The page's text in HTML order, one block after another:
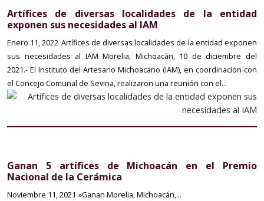
Artífices de diversas localidades de la entidad
exponen sus necesidades al IAM
Enero 11, 2022 Artífices de diversas localidades de la entidad exponen
sus necesidades al IAM Morelia, Michoacán, 10 de diciembre del
2021.- El Instituto del Artesano Michoacano (IAM), en coordinación con
el Concejo Comunal de Sevina, realizaron una reunión con el...
Ganan 5 artífices de Michoacán en el Premio
Nacional de la Cerámica
Noviembre 11, 2021 »Ganan Morelia, Michoacán,...